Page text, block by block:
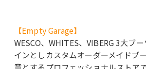
【Empty Garage】
WESCO、WHITES、VIBERG 3大ブ
インとしカスタムオーダーメイドブ